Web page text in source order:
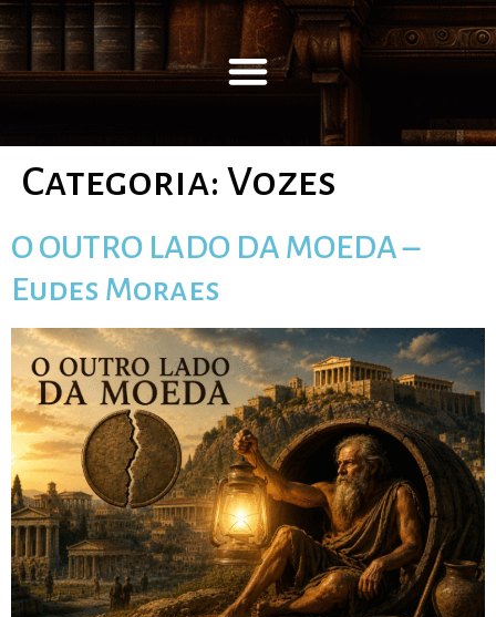
Categoria: Vozes
O OUTRO LADO DA MOEDA –
Eudes Moraes